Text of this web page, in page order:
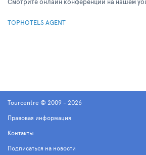
TOPHOTELS AGENT
Tourcentre © 2009 - 2026
Правовая информация
Контакты
Подписаться на новости